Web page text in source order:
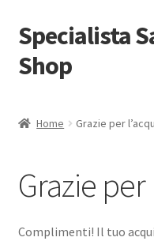
Vai
alla
navigazione
Vai
al
contenuto
Specialista
Shop
Cassa
Condizioni di vendita
Home Grazie per
Grazie per
Complimenti! Il tuo